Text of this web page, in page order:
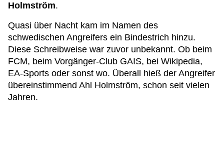
Holmström.
Quasi über Nacht kam im Namen des
schwedischen Angreifers ein Bindestrich hinzu.
Diese Schreibweise war zuvor unbekannt. Ob beim
FCM, beim Vorgänger-Club GAIS, bei Wikipedia,
EA-Sports oder sonst wo. Überall hieß der Angreifer
übereinstimmend Ahl Holmström, schon seit vielen
Jahren.